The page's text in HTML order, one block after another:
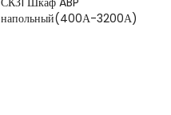
напольный(400А-3200А)